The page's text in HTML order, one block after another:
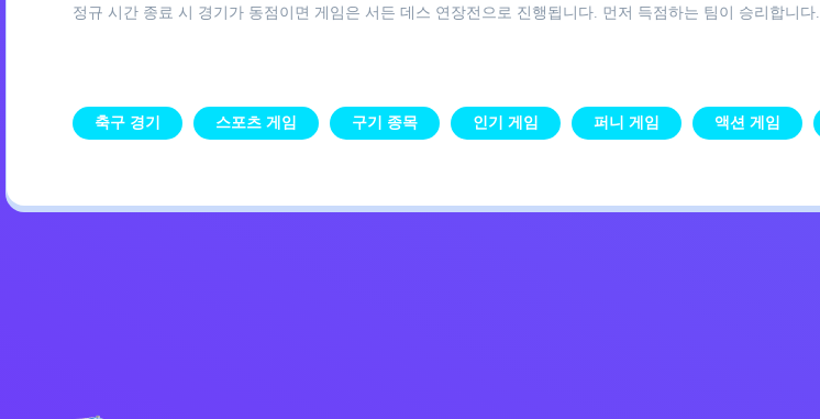
정규 시간 종료 시 경기가 동점이면 게임은 서든 데스 연장전으로 진행됩니다. 먼저 득점하는 팀이 승리합니다.
축구 경기 스포츠 게임 구기 종목 인기 게임 퍼니 게임 액션 게임